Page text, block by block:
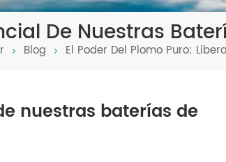
De Nuestras
Blog El Poder Del Plomo Puro:
nuestras baterías de